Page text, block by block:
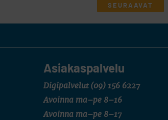
SEURAAVAT
Asiakaspalvelu
Digipalvelut (09) 156 6227
Avoinna ma–pe 8–16
Avoinna ma–pe 8–17